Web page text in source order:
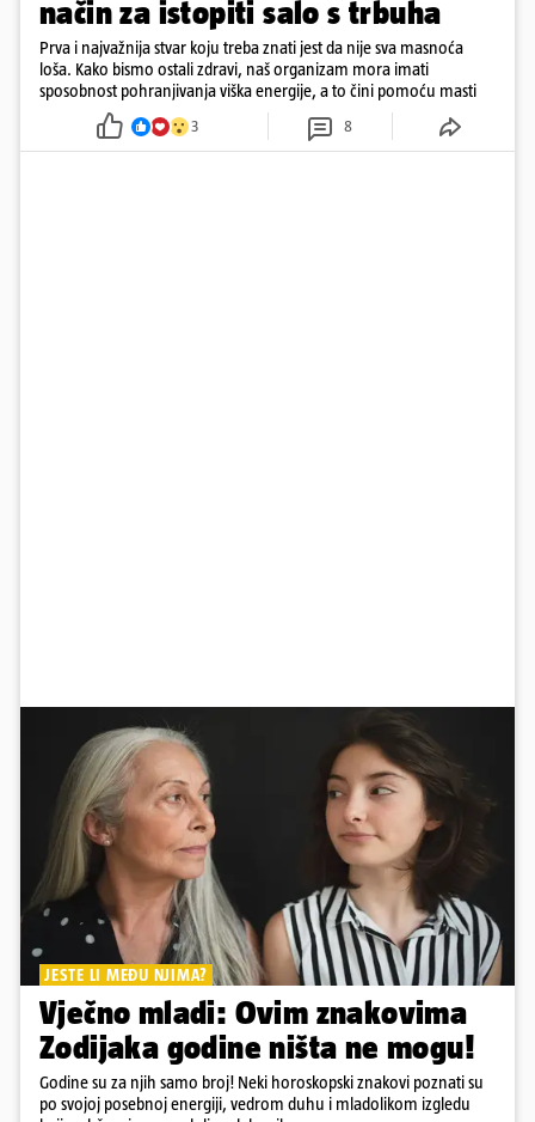
način za istopiti salo s trbuha
Prva i najvažnija stvar koju treba znati jest da nije sva masnoća
loša. Kako bismo ostali zdravi, naš organizam mora imati
sposobnost pohranjivanja viška energije, a to čini pomoću masti
3 8
JESTE LI MEĐU NJIMA?
Vječno mladi: Ovim znakovima
Zodijaka godine ništa ne mogu!
Godine su za njih samo broj! Neki horoskopski znakovi poznati su
po svojoj posebnoj energiji, vedrom duhu i mladolikom izgledu